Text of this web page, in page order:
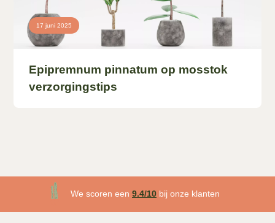
17 juni 2025
Epipremnum pinnatum op mosstok
verzorgingstips
We scoren een 9.4/10 bij onze klanten